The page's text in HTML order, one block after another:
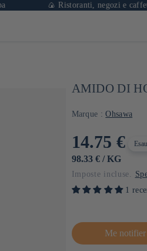
🍙 Ristoranti, negozi e caffetterie a
AMIDO DI
Marque : Ohsawa
Prezzo
di
listino
14.75 €
PREZZO
98.33 € / PER
KG
Imposte incluse.
1
Me